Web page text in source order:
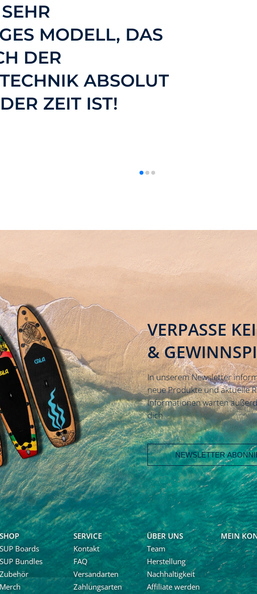
MODELL, DAS
DER
ABSOLUT
ZEIT IST!
VERPASSE
&
In unserem Newsletter
neue Produkte und aktuelle
Informationen warten
dich.
E-Mail Adresse
Vorname
Nachname
Ja, ich möchte den
Calaboards erhalten und
Neuigkeiten und über
SHOP
SUP Boards
SUP Bundles
Zubehör
Merch
SERVICE
Kontakt
FAQ
Versandarten
Zahlungsarten
ÜBER UNS
Team
Herstellung
Nachhaltigkeit
Affiliate werden
MEIN